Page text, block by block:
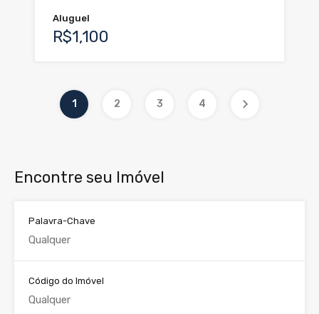
Aluguel
R$1,100
1 2 3 4
Encontre seu Imóvel
Palavra-Chave
Código do Imóvel